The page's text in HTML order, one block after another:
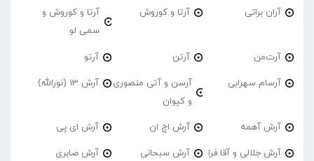
آران براتی آرتا و کوروش
آرتا و کوروش و
سمی لو
آرت‌من آرتن آرتو
آرسام سهرابی
آرسن و آتی منصوری
و کیوان
آرش 13 (نورالله)
آرش آهمه آرش اچ ان آرش ای پی
آرش جلالی و آقا فرا آرش سبحانی آرش صابری